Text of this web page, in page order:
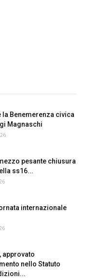
Benemerenza civica
Magnaschi
pesante chiusura
ss16...
internazionale
approvato
nello Statuto